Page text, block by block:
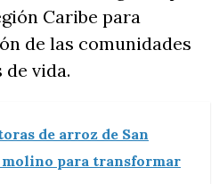
Caribe para
de las comunidades
vida.
de arroz de San
para transformar